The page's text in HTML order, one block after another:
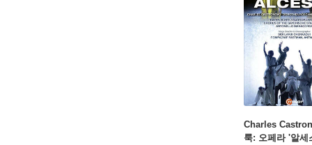
Charles
룩: 오페라 '알세